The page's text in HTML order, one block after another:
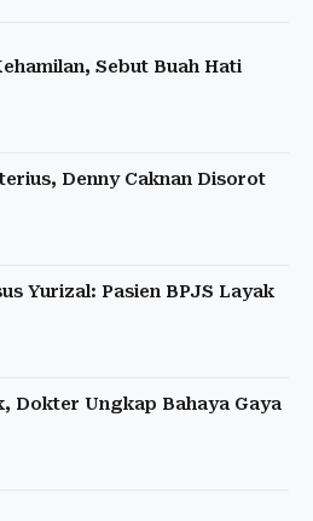
Sebut Buah Hati
Denny Caknan Disorot
Yurizal: Pasien BPJS Layak
Dokter Ungkap Bahaya Gaya